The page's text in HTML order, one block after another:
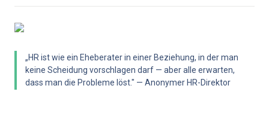
„HR ist wie ein Eheberater in einer Beziehung, in der man
keine Scheidung vorschlagen darf — aber alle erwarten,
dass man die Probleme löst." — Anonymer HR-Direktor